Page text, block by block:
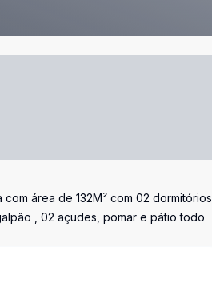
área de 132M² com 02 dormitórios,
, 02 açudes, pomar e pátio todo